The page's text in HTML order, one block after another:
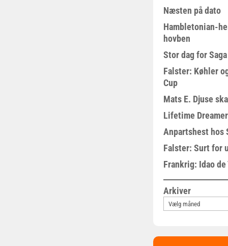
Næsten på dato
Hambletonian-
hovben
Stor dag for
Falster: Køhler
Cup
Mats E. Djuse
Lifetime
Anpartshest hos
Falster: Surt for
Frankrig: Idao
Arkiver